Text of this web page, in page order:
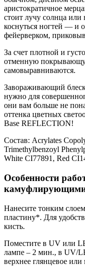
аристократичное
стоит лучу солнца или
коснуться ногтей — и
фейерверком,
За счет плотной и
отменную
самовыравниваются.
Завораживающий
нужно для
они вам больше не
оттенка цветных
Base REFLECTION!
Состав: Acrylates
Trimethylbenzoyl
White CI77891, Red
Особенности
камуфлирующими
Нанесите тонким
пластину*. Для
кисть.
Поместите в UV или
лампе – 2 мин., в UV/
верхнее глянцевое